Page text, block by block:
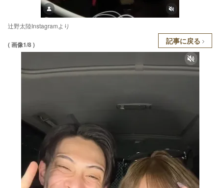
辻野太陸Instagramより
( 画像1/8 ) 記事に戻る